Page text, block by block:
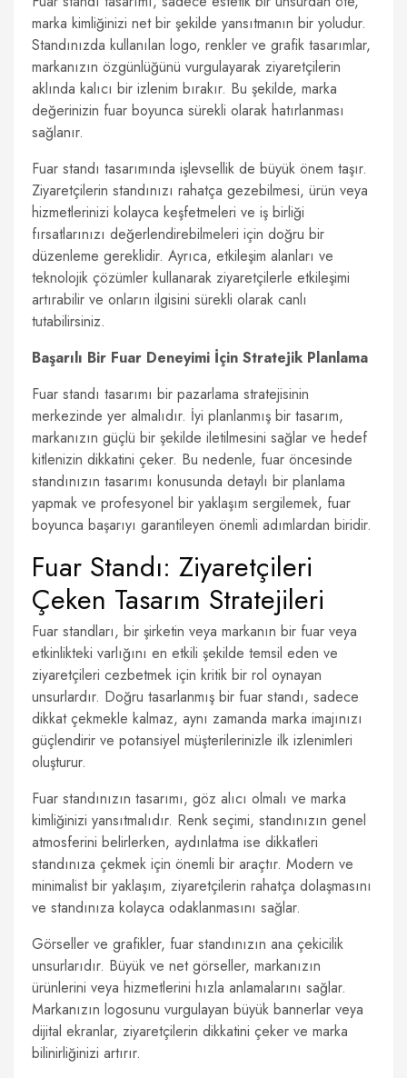
marka kimliğinizi net bir şekilde yansıtmanın bir yoludur.
Standınızda kullanılan logo, renkler ve grafik tasarımlar,
markanızın özgünlüğünü vurgulayarak ziyaretçilerin
aklında kalıcı bir izlenim bırakır. Bu şekilde, marka
değerinizin fuar boyunca sürekli olarak hatırlanması
sağlanır.
Fuar standı tasarımında işlevsellik de büyük önem taşır.
Ziyaretçilerin standınızı rahatça gezebilmesi, ürün veya
hizmetlerinizi kolayca keşfetmeleri ve iş birliği
fırsatlarınızı değerlendirebilmeleri için doğru bir
düzenleme gereklidir. Ayrıca, etkileşim alanları ve
teknolojik çözümler kullanarak ziyaretçilerle etkileşimi
artırabilir ve onların ilgisini sürekli olarak canlı
tutabilirsiniz.
Başarılı Bir Fuar Deneyimi İçin Stratejik Planlama
Fuar standı tasarımı bir pazarlama stratejisinin
merkezinde yer almalıdır. İyi planlanmış bir tasarım,
markanızın güçlü bir şekilde iletilmesini sağlar ve hedef
kitlenizin dikkatini çeker. Bu nedenle, fuar öncesinde
standınızın tasarımı konusunda detaylı bir planlama
yapmak ve profesyonel bir yaklaşım sergilemek, fuar
boyunca başarıyı garantileyen önemli adımlardan biridir.
Fuar Standı: Ziyaretçileri
Çeken Tasarım Stratejileri
Fuar standları, bir şirketin veya markanın bir fuar veya
etkinlikteki varlığını en etkili şekilde temsil eden ve
ziyaretçileri cezbetmek için kritik bir rol oynayan
unsurlardır. Doğru tasarlanmış bir fuar standı, sadece
dikkat çekmekle kalmaz, aynı zamanda marka imajınızı
güçlendirir ve potansiyel müşterilerinizle ilk izlenimleri
oluşturur.
Fuar standınızın tasarımı, göz alıcı olmalı ve marka
kimliğinizi yansıtmalıdır. Renk seçimi, standınızın genel
atmosferini belirlerken, aydınlatma ise dikkatleri
standınıza çekmek için önemli bir araçtır. Modern ve
minimalist bir yaklaşım, ziyaretçilerin rahatça dolaşmasını
ve standınıza kolayca odaklanmasını sağlar.
Görseller ve grafikler, fuar standınızın ana çekicilik
unsurlarıdır. Büyük ve net görseller, markanızın
ürünlerini veya hizmetlerini hızla anlamalarını sağlar.
Markanızın logosunu vurgulayan büyük bannerlar veya
dijital ekranlar, ziyaretçilerin dikkatini çeker ve marka
bilinirliğinizi artırır.